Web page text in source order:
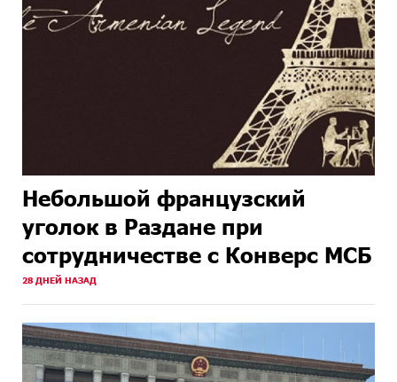
Небольшой французский
уголок в Раздане при
сотрудничестве с Конверс МСБ
28 ДНЕЙ НАЗАД